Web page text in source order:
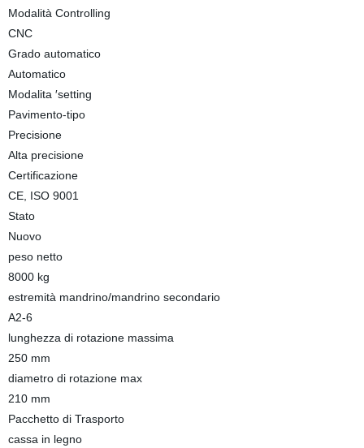
Modalità Controlling
CNC
Grado automatico
Automatico
Modalita ′setting
Pavimento-tipo
Precisione
Alta precisione
Certificazione
CE, ISO 9001
Stato
Nuovo
peso netto
8000 kg
estremità mandrino/mandrino secondario
A2-6
lunghezza di rotazione massima
250 mm
diametro di rotazione max
210 mm
Pacchetto di Trasporto
cassa in legno